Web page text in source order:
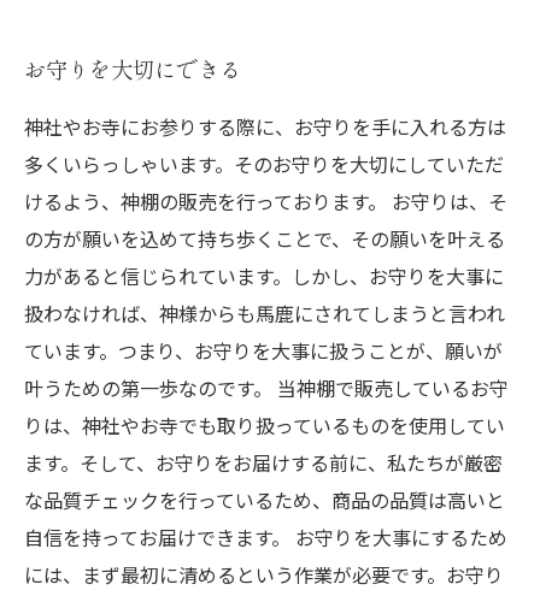
お守りを大切にできる
神社やお寺にお参りする際に、お守りを手に入れる方は
多くいらっしゃいます。そのお守りを大切にしていただ
けるよう、神棚の販売を行っております。 お守りは、そ
の方が願いを込めて持ち歩くことで、その願いを叶える
力があると信じられています。しかし、お守りを大事に
扱わなければ、神様からも馬鹿にされてしまうと言われ
ています。つまり、お守りを大事に扱うことが、願いが
叶うための第一歩なのです。 当神棚で販売しているお守
りは、神社やお寺でも取り扱っているものを使用してい
ます。そして、お守りをお届けする前に、私たちが厳密
な品質チェックを行っているため、商品の品質は高いと
自信を持ってお届けできます。 お守りを大事にするため
には、まず最初に清めるという作業が必要です。お守り